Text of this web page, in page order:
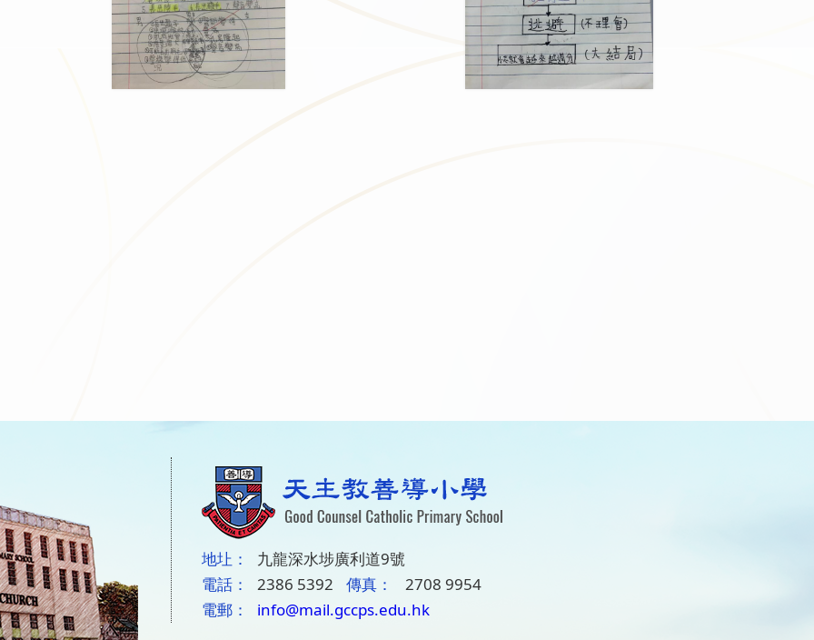
地圵：
九龍深水埗廣利道9號
電話：
2386 5392 傳真：
2708 9954
電郵：
info@mail.gccps.edu.hk